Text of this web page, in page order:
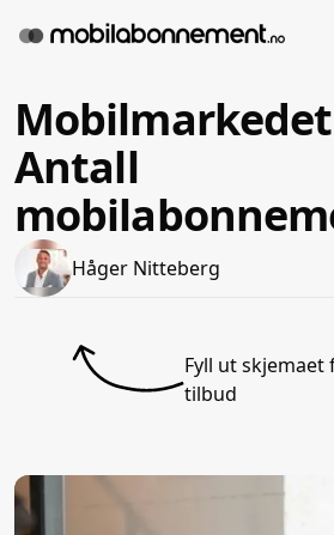
Antall
Håger Nitteberg
Fyll ut
tilbud